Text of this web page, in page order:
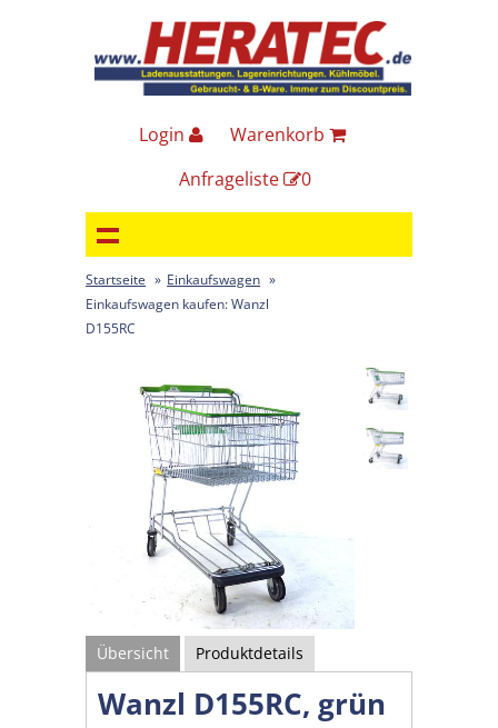
Login
Warenkorb
Anfrageliste
0
Startseite » Einkaufswagen »
Einkaufswagen kaufen: Wanzl
D155RC
Übersicht Produktdetails
Wanzl D155RC, grün